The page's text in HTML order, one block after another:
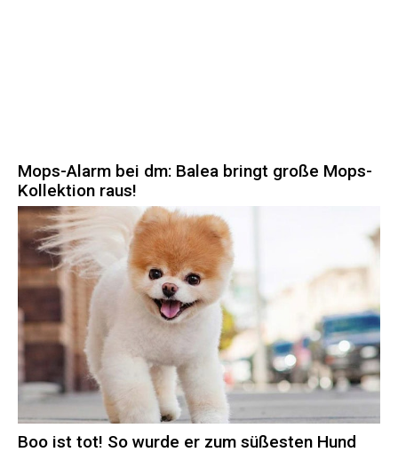
Mops-Alarm bei dm: Balea bringt große Mops-
Kollektion raus!
Boo ist tot! So wurde er zum süßesten Hund